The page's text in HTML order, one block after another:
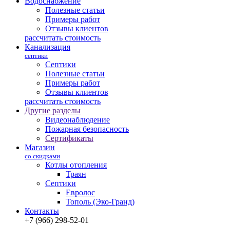
Полезные статьи
Примеры работ
Отзывы клиентов
рассчитать стоимость
Канализация
септики
Септики
Полезные статьи
Примеры работ
Отзывы клиентов
рассчитать стоимость
Другие разделы
Видеонаблюдение
Пожарная безопасность
Сертификаты
Магазин
со скидками
Котлы отопления
Траян
Септики
Евролос
Тополь (Эко-Гранд)
Контакты
+7 (966) 298-52-01